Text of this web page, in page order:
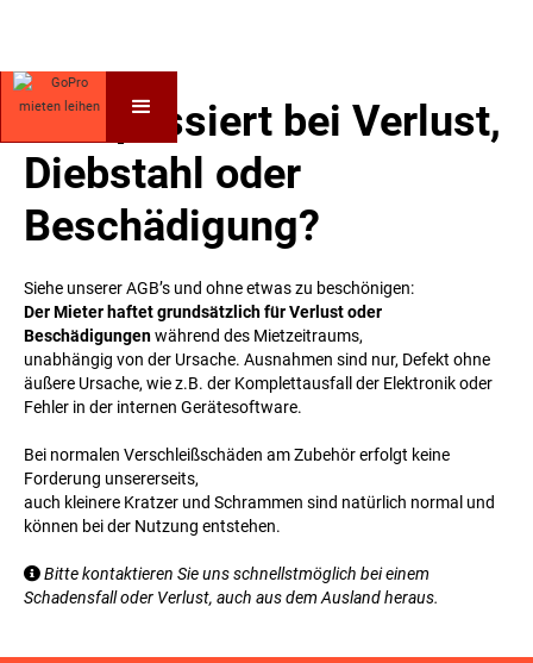
Was passiert bei Verlust,
Diebstahl oder
Beschädigung?
Siehe unserer AGB’s und ohne etwas zu beschönigen:
Der Mieter haftet grundsätzlich für Verlust oder
Beschädigungenwährend des Mietzeitraums,
unabhängig von der Ursache. Ausnahmen sind nur, Defekt ohne
äußere Ursache, wie z.B. der Komplettausfall der Elektronik oder
Fehler in der internen Gerätesoftware.
Bei normalen Verschleißschäden am Zubehör erfolgt keine
Forderung unsererseits,
auch kleinere Kratzer und Schrammen sind natürlich normal und
können bei der Nutzung entstehen.
 Bitte kontaktieren Sie uns schnellstmöglich bei einem
Schadensfall oder Verlust, auch aus dem Ausland heraus.